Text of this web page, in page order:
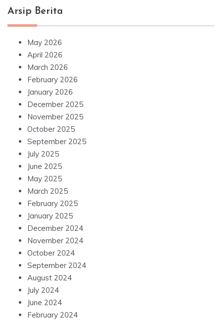
Arsip Berita
May 2026
April 2026
March 2026
February 2026
January 2026
December 2025
November 2025
October 2025
September 2025
July 2025
June 2025
May 2025
March 2025
February 2025
January 2025
December 2024
November 2024
October 2024
September 2024
August 2024
July 2024
June 2024
February 2024